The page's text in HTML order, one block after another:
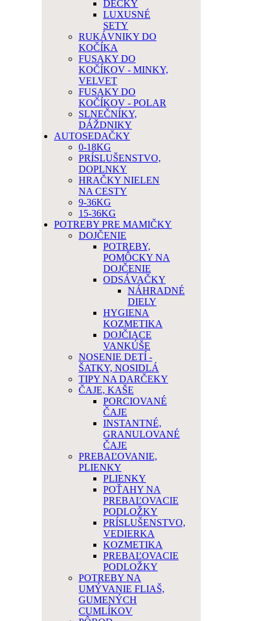
DEČKY
LUXUSNÉ
SETY
RUKÁVNIKY DO
KOČÍKA
FUSAKY DO
KOČÍKOV - MINKY,
VELVET
FUSAKY DO
KOČÍKOV - POLAR
SLNEČNÍKY,
DÁŽDNIKY
AUTOSEDAČKY
0-18KG
PRÍSLUŠENSTVO,
DOPLNKY
HRAČKY NIELEN
NA CESTY
9-36KG
15-36KG
POTREBY PRE MAMIČKY
DOJČENIE
POTREBY,
POMÔCKY NA
DOJČENIE
ODSÁVAČKY
NÁHRADNÉ
DIELY
HYGIENA
KOZMETIKA
DOJČIACE
VANKÚŠE
NOSENIE DETÍ -
ŠATKY, NOSIDLÁ
TIPY NA DARČEKY
ČAJE, KAŠE
PORCIOVANÉ
ČAJE
INSTANTNÉ,
GRANULOVANÉ
ČAJE
PREBAĽOVANIE,
PLIENKY
PLIENKY
POŤAHY NA
PREBAĽOVACIE
PODLOŽKY
PRÍSLUŠENSTVO,
VEDIERKA
KOZMETIKA
PREBAĽOVACIE
PODLOŽKY
POTREBY NA
UMÝVANIE FLIAŠ,
GUMENÝCH
CUMLÍKOV